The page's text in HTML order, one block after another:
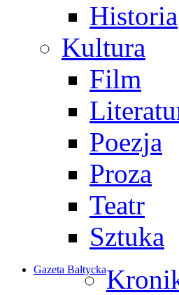
Historia
Kultura
Film
Poezja
Proza
Teatr
Sztuka
Gazeta Bałtycka